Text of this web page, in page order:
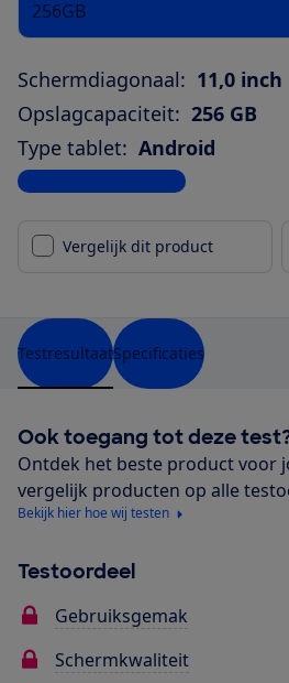
256GB
Schermdiagonaal: 11,0 inch
Opslagcapaciteit: 256 GB
Type tablet: Android
Bekijk alle specificaties
Vergelijk dit product
TestresultaatSpecificaties
Ook toegang tot deze
Ontdek het beste product voor
vergelijk producten op alle
Bekijk hier hoe wij testen
Testoordeel
Gebruiksgemak
Schermkwaliteit